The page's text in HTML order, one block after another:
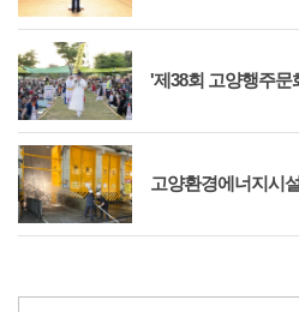
'제38회 고양행주문
고양환경에너지시